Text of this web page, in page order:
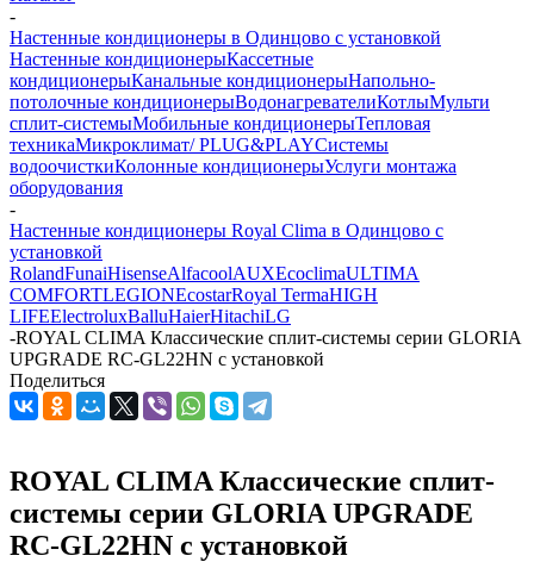
-
Настенные кондиционеры в Одинцово с установкой
Настенные кондиционерыКассетные
кондиционерыКанальные кондиционерыНапольно-
потолочные кондиционерыВодонагревателиКотлыМульти
сплит-системыМобильные кондиционерыТепловая
техникаМикроклимат/ PLUG&PLAYСистемы
водоочисткиКолонные кондиционерыУслуги монтажа
оборудования
-
Настенные кондиционеры Royal Clima в Одинцово с
установкой
RolandFunaiHisenseAlfacoolAUXEcoclimaULTIMA
COMFORTLEGIONEcostarRoyal TermaHIGH
LIFEElectroluxBalluHaierHitachiLG
-ROYAL CLIMA Классические сплит-системы серии GLORIA
UPGRADE RC-GL22HN с установкой
Поделиться
ROYAL CLIMA Классические сплит-
системы серии GLORIA UPGRADE
RC-GL22HN с установкой